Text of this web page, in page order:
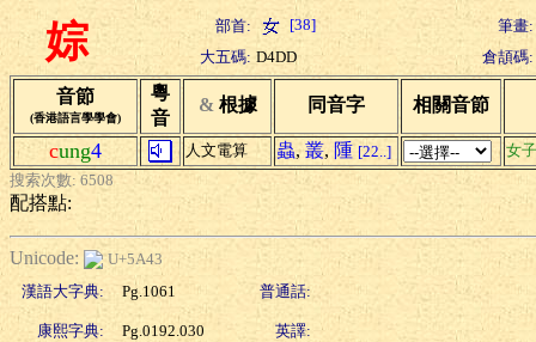
婃 部首: [38]
筆畫:
大五碼: D4DD 倉頡碼:
音節
(香港語言學學會)
粵
音
& 根據 同音字 相關音節
cung4 人文電算 蟲, 叢, 隀 [22..]
女
搜索次數: 6508
配搭點:
Unicode:
U+5A43
漢語大字典:
Pg.1061 普通話:
康熙字典: Pg.0192.030 英譯: